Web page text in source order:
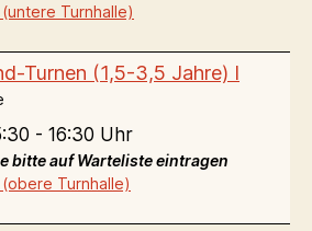
Turnhalle)
Turnen (1,5-3,5 Jahre) I
- 16:30 Uhr
bitte auf Warteliste eintragen
Turnhalle)